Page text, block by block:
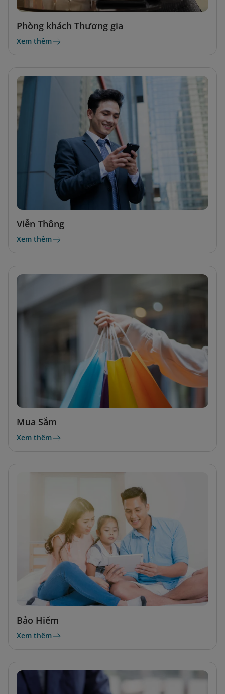
Phòng khách Thương gia
Xem thêm
Viễn Thông
Xem thêm
Mua Sắm
Xem thêm
Bảo Hiểm
Xem thêm